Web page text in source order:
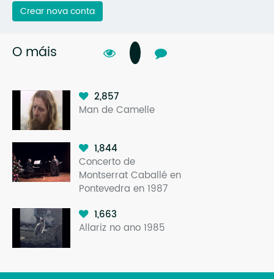
Crear nova conta
O máis
2,857
Man de Camelle
1,844
Concerto de
Montserrat Caballé en
Pontevedra en 1987
1,663
Allariz no ano 1985